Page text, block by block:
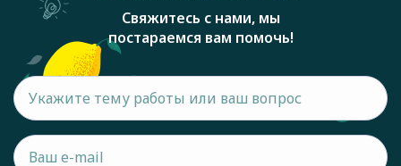
Свяжитесь с нами, мы
постараемся вам помочь!